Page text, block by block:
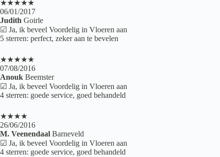
★★★★★
06/01/2017
Judith Goirle
☑ Ja, ik beveel Voordelig in Vloeren aan
5 sterren: perfect, zeker aan te bevelen
★★★★★
07/08/2016
Anouk Beemster
☑ Ja, ik beveel Voordelig in Vloeren aan
4 sterren: goede service, goed behandeld
★★★★
26/06/2016
M. Veenendaal Barneveld
☑ Ja, ik beveel Voordelig in Vloeren aan
4 sterren: goede service, goed behandeld